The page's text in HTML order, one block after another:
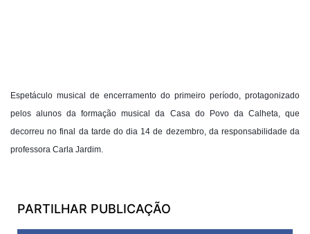
Espetáculo musical de encerramento do primeiro período, protagonizado
pelos alunos da formação musical da Casa do Povo da Calheta, que
decorreu no final da tarde do dia 14 de dezembro, da responsabilidade da
professora Carla Jardim.
PARTILHAR PUBLICAÇÃO